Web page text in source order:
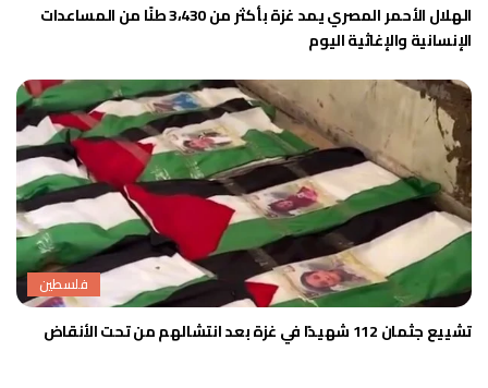
الهلال الأحمر المصري يمد غزة بأكثر من 3،430 طنًا من المساعدات
الإنسانية والإغاثية اليوم
فلسطين
تشييع جثمان 112 شهيدًا في غزة بعد انتشالهم من تحت الأنقاض